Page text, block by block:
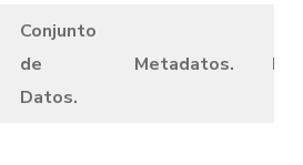
Conjunto
de
Datos.
Metadatos.